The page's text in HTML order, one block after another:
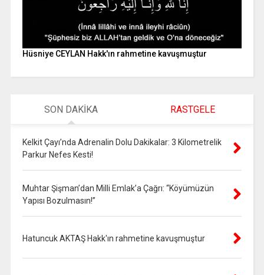
Hüsniye CEYLAN Hakk'ın rahmetine kavuşmuştur
SON DAKİKA RASTGELE
Kelkit Çayı’nda Adrenalin Dolu Dakikalar: 3 Kilometrelik
Parkur Nefes Kesti!
Muhtar Şişman’dan Milli Emlak’a Çağrı: “Köyümüzün
Yapısı Bozulmasın!”
Hatuncuk AKTAŞ Hakk'ın rahmetine kavuşmuştur